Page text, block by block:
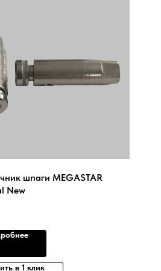
шпаги MEGASTAR
New
в 1 клик